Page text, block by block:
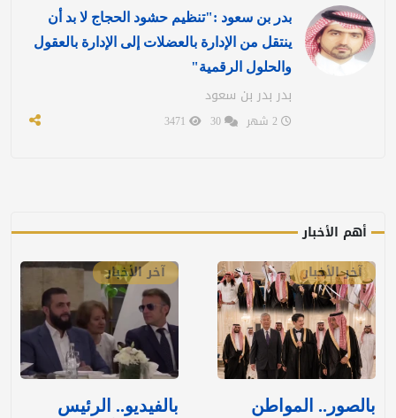
بدر بن سعود :"تنظيم حشود الحجاج لا بد أن
ينتقل من الإدارة بالعضلات إلى الإدارة بالعقول
والحلول الرقمية"
بدر بدر بن سعود
أهم الأخبار
آخر الأخبار
بالصور.. المواطن
آخر الأخبار
بالفيديو.. الرئيس